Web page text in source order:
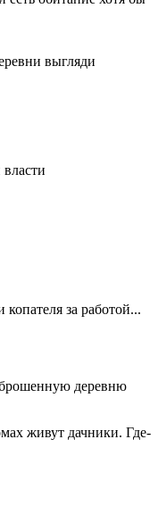
выгляди
за работой...
деревню
живут дачники. Где-